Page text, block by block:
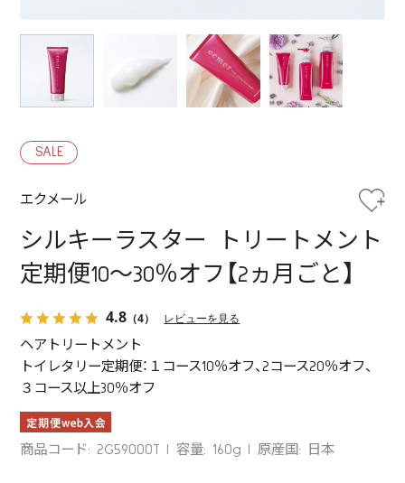
SALE
エクメール
シルキーラスター トリートメント
定期便10～30％オフ【2ヵ月ごと】
4.8 （4） レビューを見る
ヘアトリートメント
トイレタリー定期便：１コース10％オフ、2コース20％オフ、
３コース以上30％オフ
商品コード: 2G59000T 容量: 160g 原産国: 日本